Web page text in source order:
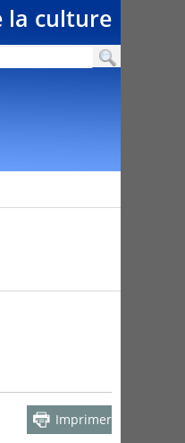
la culture
Imprimer